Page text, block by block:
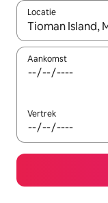
Locatie
Wanneer er
Aankomst
Vertrek